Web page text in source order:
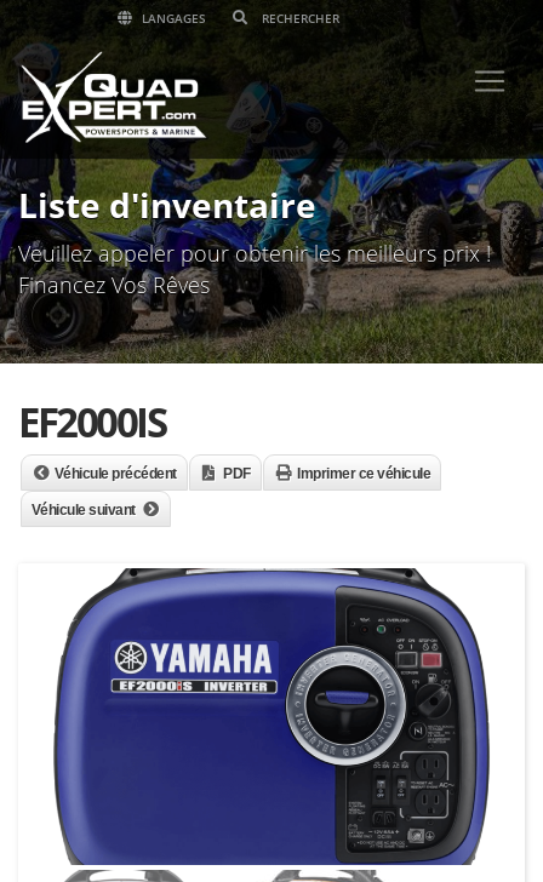
LANGAGES
Liste d'inventaire
Veuillez appeler pour obtenir les meilleurs prix !
Financez Vos Rêves
EF2000IS
Véhicule précédent PDF Imprimer ce véhicule
Véhicule suivant